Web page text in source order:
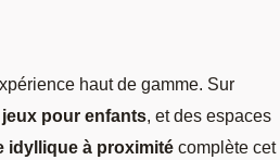
haut de gamme. Sur
pour enfants, et des espaces
idyllique à proximité complète cet